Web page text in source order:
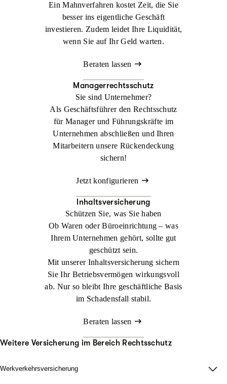
Ein Mahnverfahren kostet Zeit, die Sie
besser ins eigentliche Geschäft
investieren. Zudem leidet Ihre Liquidität,
wenn Sie auf Ihr Geld warten.
Beraten lassen
Managerrechtsschutz
Sie sind Unternehmer?
Als Geschäftsführer den Rechtsschutz
für Manager und Führungskräfte im
Unternehmen abschließen und Ihren
Mitarbeitern unsere Rückendeckung
sichern!
Jetzt konfigurieren
Inhaltsversicherung
Schützen Sie, was Sie haben
Ob Waren oder Büroeinrichtung – was
Ihrem Unternehmen gehört, sollte gut
geschützt sein.
Mit unserer Inhaltsversicherung sichern
Sie Ihr Betriebsvermögen wirkungsvoll
ab. Nur so bleibt Ihre geschäftliche Basis
im Schadensfall stabil.
Beraten lassen
Weitere Versicherung im Bereich Rechtsschutz
Werkverkehrsversicherung